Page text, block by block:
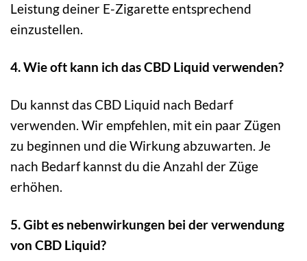
Leistung deiner E-Zigarette entsprechend
einzustellen.
4. Wie oft kann ich das CBD Liquid verwenden?
Du kannst das CBD Liquid nach Bedarf
verwenden. Wir empfehlen, mit ein paar Zügen
zu beginnen und die Wirkung abzuwarten. Je
nach Bedarf kannst du die Anzahl der Züge
erhöhen.
5. Gibt es nebenwirkungen bei der verwendung
von CBD Liquid?